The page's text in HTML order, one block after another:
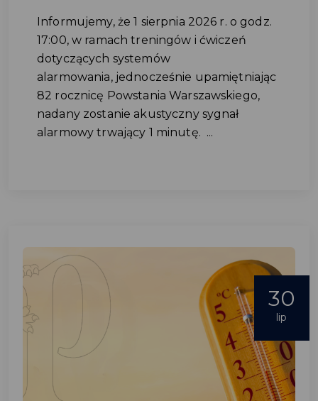
Informujemy, że 1 sierpnia 2026 r. o godz.
17:00, w ramach treningów i ćwiczeń
dotyczących systemów
alarmowania, jednocześnie upamiętniając
82 rocznicę Powstania Warszawskiego,
nadany zostanie akustyczny sygnał
alarmowy trwający 1 minutę. ...
30
lip